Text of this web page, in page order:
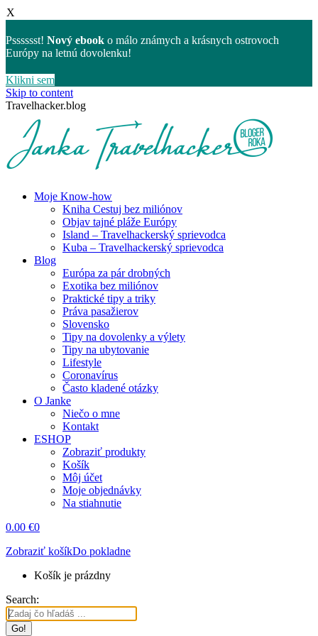
X
Psssssst! Nový ebook o málo známych a krásnych ostrovoch
Európy na letnú dovolenku!
Klikni sem
Skip to content
Travelhacker.blog
Moje Know-how
Kniha Cestuj bez miliónov
Objav tajné pláže Európy
Island – Travelhackerský sprievodca
Kuba – Travelhackerský sprievodca
Blog
Európa za pár drobných
Exotika bez miliónov
Praktické tipy a triky
Práva pasažierov
Slovensko
Tipy na dovolenky a výlety
Tipy na ubytovanie
Lifestyle
Coronavírus
Často kladené otázky
O Janke
Niečo o mne
Kontakt
ESHOP
Zobraziť produkty
Košík
Môj účet
Moje objednávky
Na stiahnutie
0.00 €0
Zobraziť košíkDo pokladne
Košík je prázdny
Search: